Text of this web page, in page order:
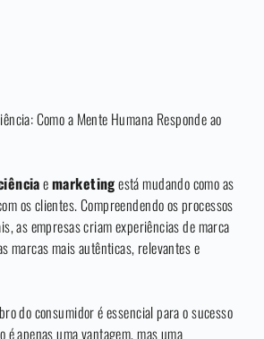
Como a Mente Humana Responde ao
emarketingestá mudando como as
os clientes. Compreendendo os processos
as empresas criam experiências de marca
marcas mais autênticas, relevantes e
do consumidor é essencial para o sucesso
é apenas uma vantagem, mas uma